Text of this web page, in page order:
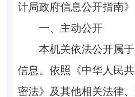
计局政府信息公开指南》
一、主动公开
本机关依法公开属
信息。依照《中华人民
密法》及其他相关法律